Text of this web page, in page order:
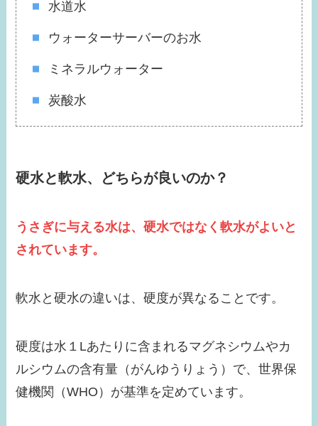
水道水
ウォーターサーバーのお水
ミネラルウォーター
炭酸水
硬水と軟水、どちらが良いのか？
うさぎに与える水は、硬水ではなく軟水がよいと
されています。
軟水と硬水の違いは、硬度が異なることです。
硬度は水１Lあたりに含まれるマグネシウムやカ
ルシウムの含有量（がんゆうりょう）で、世界保
健機関（WHO）が基準を定めています。